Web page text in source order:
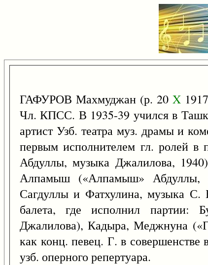
ГАФУРОВ Махмуджан (р. 20X
Чл. КПСС. В 1935-39 учился в
артист Узб. театра муз. драмы и
первым исполнителем гл. ролей в
Абдуллы, музыка Джалилова,
Алпамыш («Алпамыш» Абдуллы,
Сагдуллы и Фатхулина, музыка С.
балета, где исполнил партии:
Джалилова), Кадыра, Меджнуна
как конц. певец. Г. в совершенстве
узб. оперного репертуара.